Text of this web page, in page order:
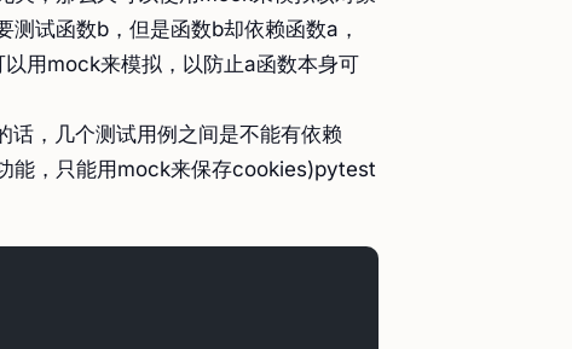
试函数b，但是函数b却依赖函数a，
用mock来模拟，以防止a函数本身可
，几个测试用例之间是不能有依赖
能，只能用mock来保存cookies)pytest